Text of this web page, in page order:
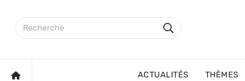
Rechercher sur le site
Rechercher
ACCUEIL ACTUALITÉS THÈMES